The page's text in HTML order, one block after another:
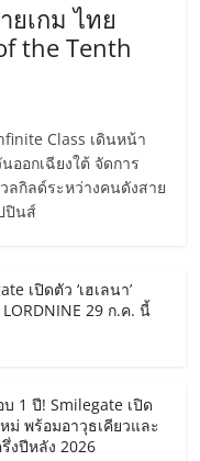
ยเกม ไทย
the Tenth
Class เดินหน้า
ออกเฉียงใต้ จัดการ
ลกิลด์ระหว่างคนดังสาย
ปินส์
เปิดตัว ‘เฮเลนา’
29 ก.ค. นี้
บ 1 ปี! Smilegate เปิด
ม่ พร้อมอาวุธเคียวและ
งปีหลัง 2026